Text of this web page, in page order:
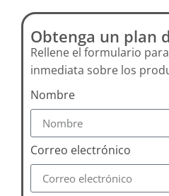
Obtenga un plan
Rellene el formulario
inmediata sobre los
Nombre
Correo electrónico